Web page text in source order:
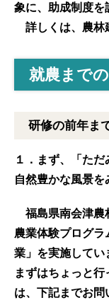
象に、助成制度を
詳しくは、農林
就農まで
研修の前年ま
１．まず、「た
自然豊かな風景を
福島県南会津農
農業体験プログ
業」を実施してい
まずはちょっと
は、下記までお問